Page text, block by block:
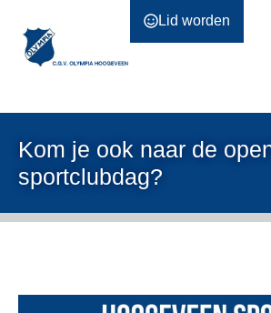
Lid worden
Kom je ook naar de
sportclubdag?